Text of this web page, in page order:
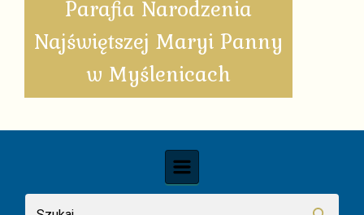
Parafia Narodzenia
Najświętszej Maryi Panny
w Myślenicach